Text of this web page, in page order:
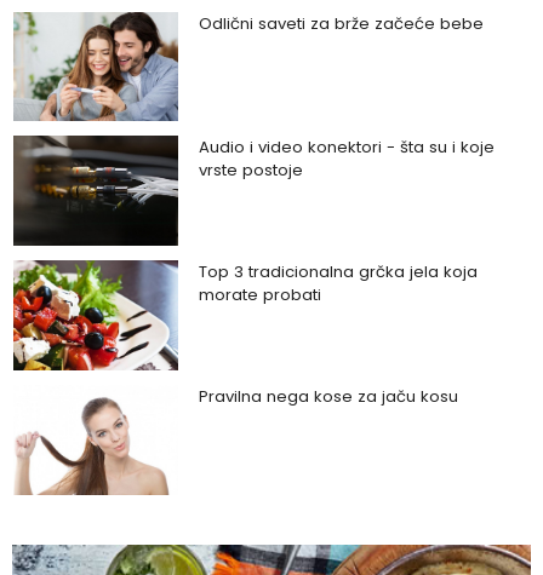
Odlični saveti za brže začeće bebe
Audio i video konektori - šta su i koje
vrste postoje
Top 3 tradicionalna grčka jela koja
morate probati
Pravilna nega kose za jaču kosu